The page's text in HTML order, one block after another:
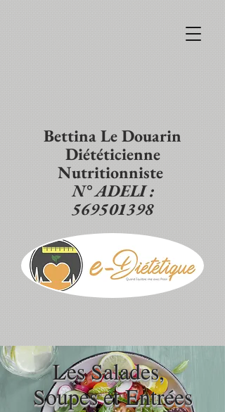
Bettina Le Douarin
Diététicienne
Nutritionniste
N° ADELI :
569501398
Les Salades,
Soupes et Entrées